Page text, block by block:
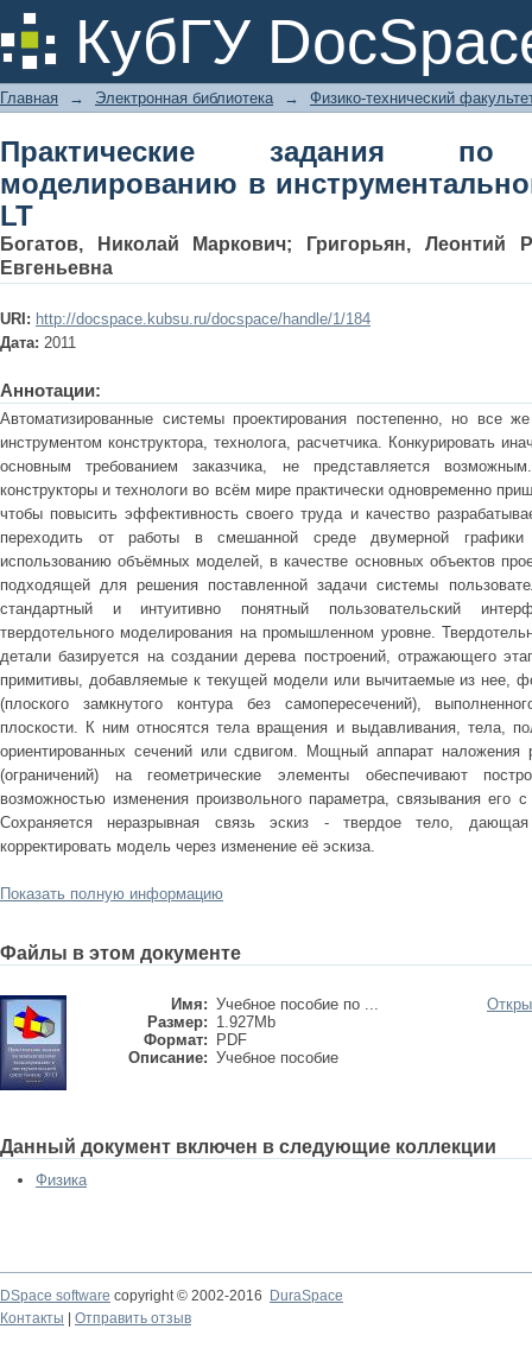
КубГУ
Практические задания по
инструментальной среде Компас 3D
Главная → Электронная библиотека → Физико-технический
Практические задания по
моделированию в
LT
Богатов, Николай Маркович;
Григорьян, Леонтий
Евгеньевна
URI: http://docspace.kubsu.ru/docspace/handle/1/184
Дата: 2011
Аннотации:
Автоматизированные системы проектирования постепенно, но все
инструментом конструктора, технолога, расчетчика. Конкурировать
основным требованием заказчика, не представляется
конструкторы и технологи во всём мире практически одновременно
чтобы повысить эффективность своего труда и качество
переходить от работы в смешанной среде двумерной
использованию объёмных моделей, в качестве основных объектов
подходящей для решения поставленной задачи системы
стандартный и интуитивно понятный пользовательский
твердотельного моделирования на промышленном уровне.
детали базируется на создании дерева построений, отражающего
примитивы, добавляемые к текущей модели или вычитаемые из нее,
(плоского замкнутого контура без самопересечений),
плоскости. К ним относятся тела вращения и выдавливания, тела,
ориентированных сечений или сдвигом. Мощный аппарат наложения
(ограничений) на геометрические элементы обеспечивают
возможностью изменения произвольного параметра, связывания его
Сохраняется неразрывная связь эскиз - твердое тело,
корректировать модель через изменение её эскиза.
Показать полную информацию
Файлы в этом документе
Имя: Учебное пособие по ...
Размер: 1.927Mb
Формат:
PDF
Описание: Учебное пособие
Данный документ включен в следующие коллекции
Физика
DSpace software copyright © 2002-2016
DuraSpace
Контакты
Отправить отзыв